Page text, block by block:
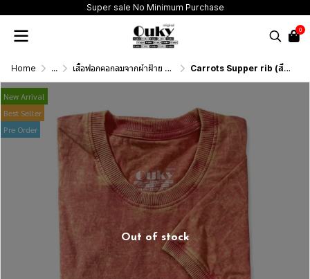
Super sale No Minimum Purchase
0
Home ... เสื้อฟอกคอกลมจากผ้าฝ้าย 100% (T-Shirt Round Neck Vintage Washed Cotton 100%) Carrots Supper rib (สีส้มฟอกเอซิด) ผ้าฟอกคอกลมผลิตจากผ้าฝ้าย 100% ให้ความรู้สึกนุ่มฟู เบาสบาย เป็นมิตรต่อผิวกาย ระบายอากาศดีไม่เหนียวติดตัว
New Arrival
Best Seller
Pre Order
Out of stock